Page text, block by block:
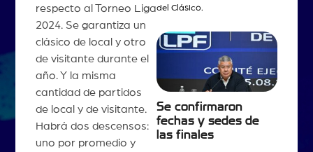
respecto al Torneo Liga
2024. Se garantiza un
clásico de local y otro
de visitante durante el
año. Y la misma
cantidad de partidos
de local y de visitante.
Habrá dos descensos:
uno por promedio y
del Clásico.
Se confirmaron
fechas y sedes de
las finales